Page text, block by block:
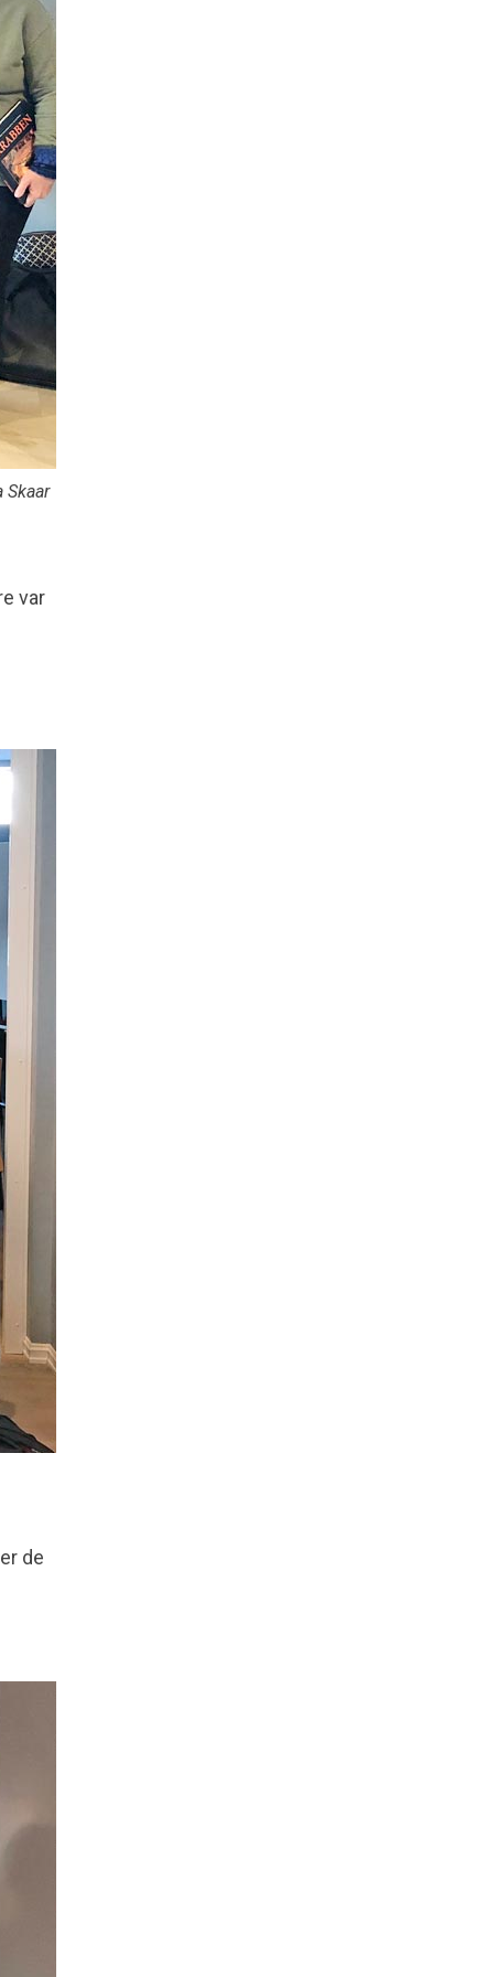
Skaar
var
de